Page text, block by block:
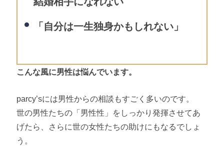
「自分は一生独身かもしれない」
こんな風に男性は悩んでいます。
parcy’sには男性からの相談もすごく多いのです。
世の男性たちの「男性性」をしっかり発揮させてあ
げたら、さらに世の女性たちの助けにもなるでしょ
う。